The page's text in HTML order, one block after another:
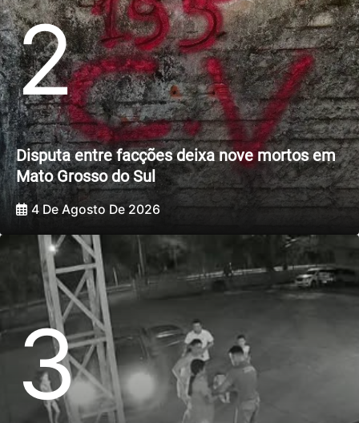
2
Disputa entre facções deixa nove mortos em
Mato Grosso do Sul
4 De Agosto De 2026
3